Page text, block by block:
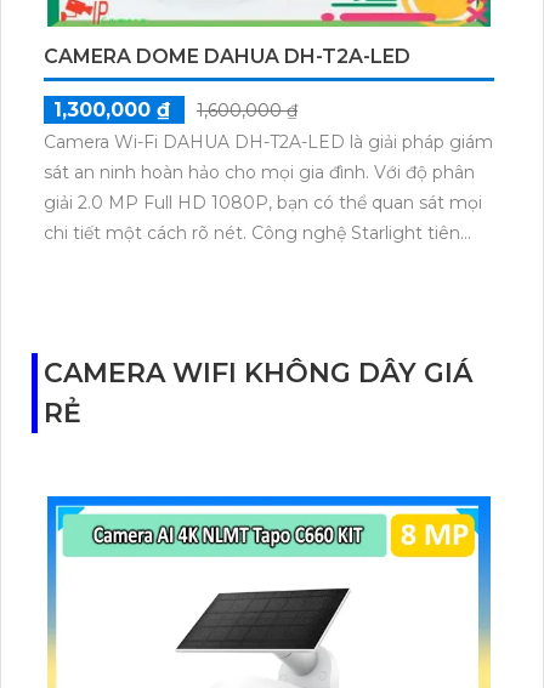
CAMERA DOME DAHUA DH-T2A-LED
1,300,000 ₫
1,600,000 ₫
Camera Wi-Fi DAHUA DH-T2A-LED là giải pháp giám
sát an ninh hoàn hảo cho mọi gia đình. Với độ phân
giải 2.0 MP Full HD 1080P, bạn có thể quan sát mọi
chi tiết một cách rõ nét. Công nghệ Starlight tiên
CAMERA WIFI KHÔNG DÂY GIÁ
RẺ